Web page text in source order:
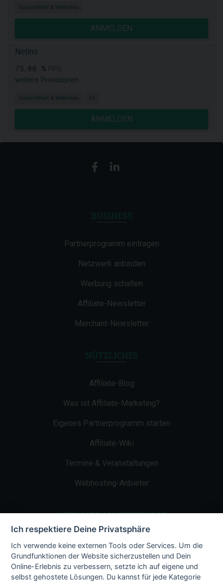
Gesundheit & Wellness
ANMELDEN
Notino
75,00 %
weitere Provisionen
Gesundheit & Wellness +1
ANMELDEN
Partnerprogramm eintragen
Netzwerk anbinden
Werbung schalten
Affiliate-Newsletter
Merchant-Newsletter
Affiliate-Blog
Was ist Affiliate-Marketing?
Eigenes Partnerprogramm starten
Affiliate-Wiki
Termine & Veranstaltungen
Webhosting-Anbieter
AFFILIATE-MARKETING.DE
Impressum
Kontakt
Ich respektiere Deine Privatsphäre
Ich verwende keine externen Tools oder Services. Um die
Grundfunktionen der Website sicherzustellen und Dein
Online-Erlebnis zu verbessern, setzte ich auf eigene und
selbst gehostete Lösungen. Du kannst für jede Kategorie